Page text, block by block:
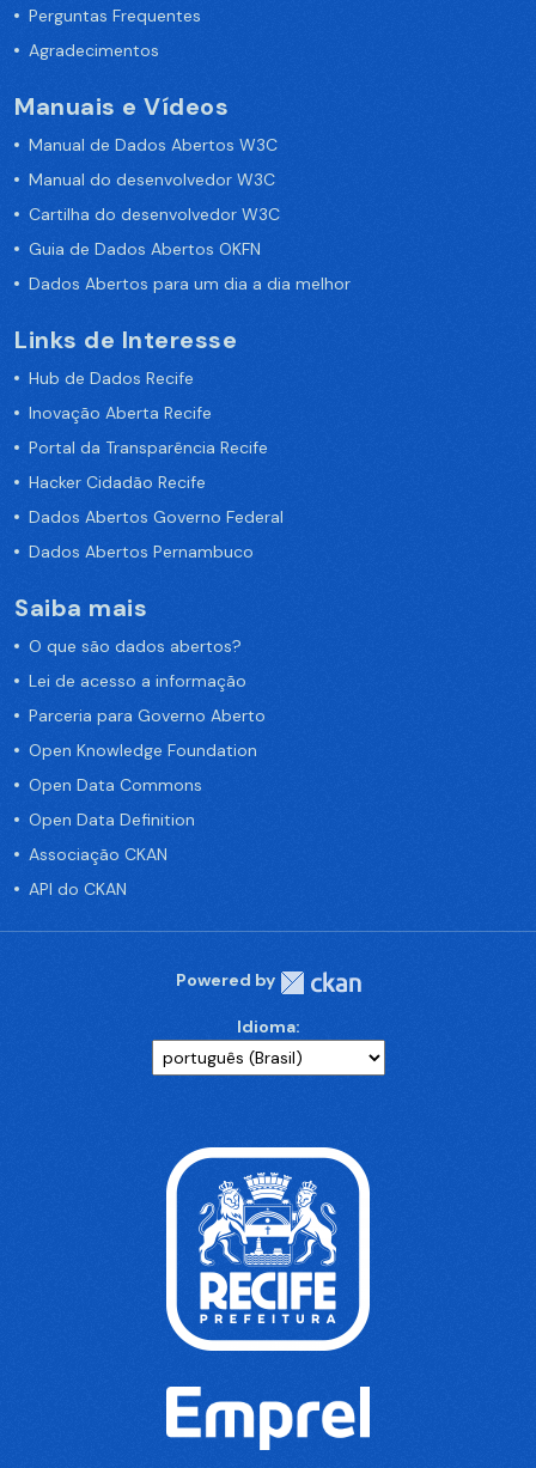
Perguntas Frequentes
Agradecimentos
Manuais e Vídeos
Manual de Dados Abertos W3C
Manual do desenvolvedor W3C
Cartilha do desenvolvedor W3C
Guia de Dados Abertos OKFN
Dados Abertos para um dia a dia melhor
Links de Interesse
Hub de Dados Recife
Inovação Aberta Recife
Portal da Transparência Recife
Hacker Cidadão Recife
Dados Abertos Governo Federal
Dados Abertos Pernambuco
Saiba mais
O que são dados abertos?
Lei de acesso a informação
Parceria para Governo Aberto
Open Knowledge Foundation
Open Data Commons
Open Data Definition
Associação CKAN
API do CKAN
Powered by
Idioma